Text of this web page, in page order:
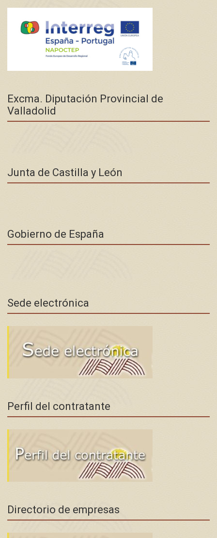
Excma. Diputación Provincial de
Valladolid
Junta de Castilla y León
Gobierno de España
Sede electrónica
Perfil del contratante
Directorio de empresas